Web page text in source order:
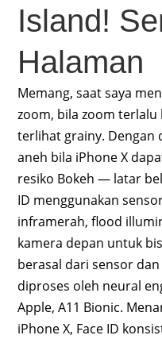
Island!
Halaman
Memang, saat saya
zoom, bila zoom terlalu
terlihat grainy. Dengan
aneh bila iPhone X
resiko Bokeh — latar
ID menggunakan
inframerah, flood
kamera depan untuk
berasal dari sensor
diproses oleh neural
Apple, A11 Bionic.
iPhone X, Face ID